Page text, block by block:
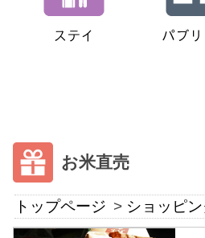
お米直売
トップページ ショッピ